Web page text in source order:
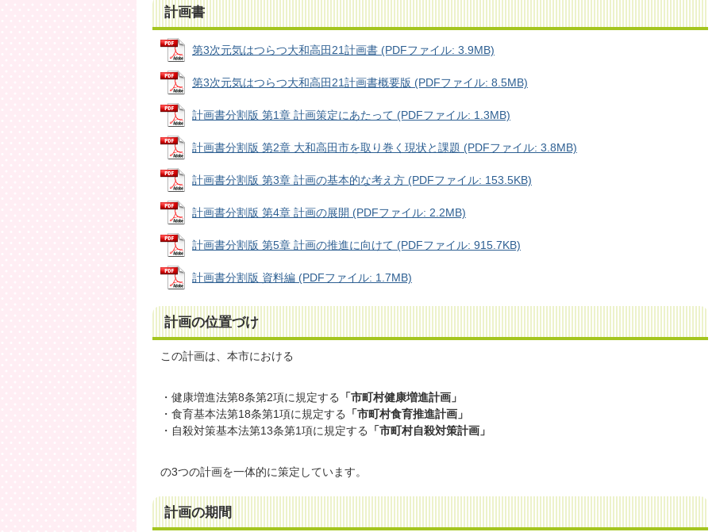
計画書
第3次元気はつらつ大和高田21計画書 (PDFファイル: 3.9MB)
第3次元気はつらつ大和高田21計画書概要版 (PDFファイル: 8.5MB)
計画書分割版 第1章 計画策定にあたって (PDFファイル: 1.3MB)
計画書分割版 第2章 大和高田市を取り巻く現状と課題 (PDFファイル: 3.8MB)
計画書分割版 第3章 計画の基本的な考え方 (PDFファイル: 153.5KB)
計画書分割版 第4章 計画の展開 (PDFファイル: 2.2MB)
計画書分割版 第5章 計画の推進に向けて (PDFファイル: 915.7KB)
計画書分割版 資料編 (PDFファイル: 1.7MB)
計画の位置づけ
この計画は、本市における
・健康増進法第8条第2項に規定する
「市町村健康増進計画」
・食育基本法第18条第1項に規定する
「市町村食育推進計画」
・自殺対策基本法第13条第1項に規定する
「市町村自殺対策計画」
の3つの計画を一体的に策定しています。
計画の期間